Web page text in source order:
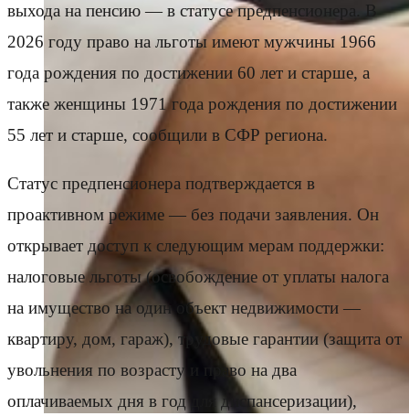
выхода на пенсию — в статусе предпенсионера. В
2026 году право на льготы имеют мужчины 1966
года рождения по достижении 60 лет и старше, а
также женщины 1971 года рождения по достижении
55 лет и старше, сообщили в СФР региона.
Статус предпенсионера подтверждается в
проактивном режиме — без подачи заявления. Он
открывает доступ к следующим мерам поддержки:
налоговые льготы (освобождение от уплаты налога
на имущество на один объект недвижимости —
квартиру, дом, гараж), трудовые гарантии (защита от
увольнения по возрасту и право на два
оплачиваемых дня в год для диспансеризации),